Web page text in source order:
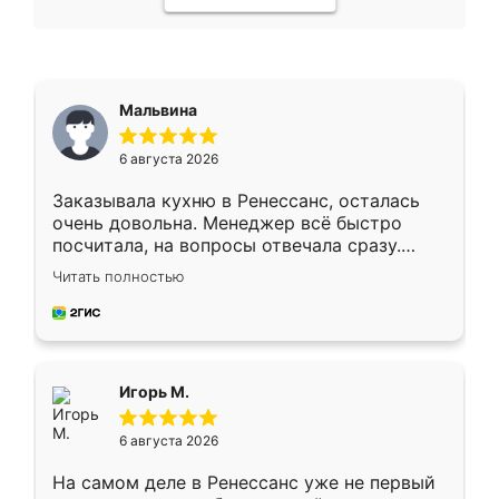
Мальвина
6 августа 2026
Заказывала кухню в Ренессанс, осталась
очень довольна. Менеджер всё быстро
посчитала, на вопросы отвечала сразу.
Замерщик приехал в субботу, подошёл к
делу со всей ответственностью. Собрали
за день, ребята работали аккуратно, даже
Читать полностью
Игорь М.
6 августа 2026
На самом деле в Ренессанс уже не первый